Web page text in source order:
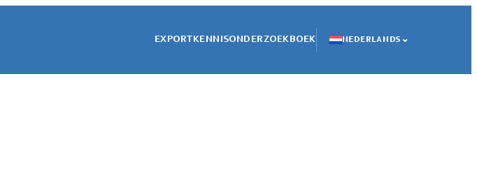
EXPORTKENNISONDERZOEKBOEK NEDERLANDS